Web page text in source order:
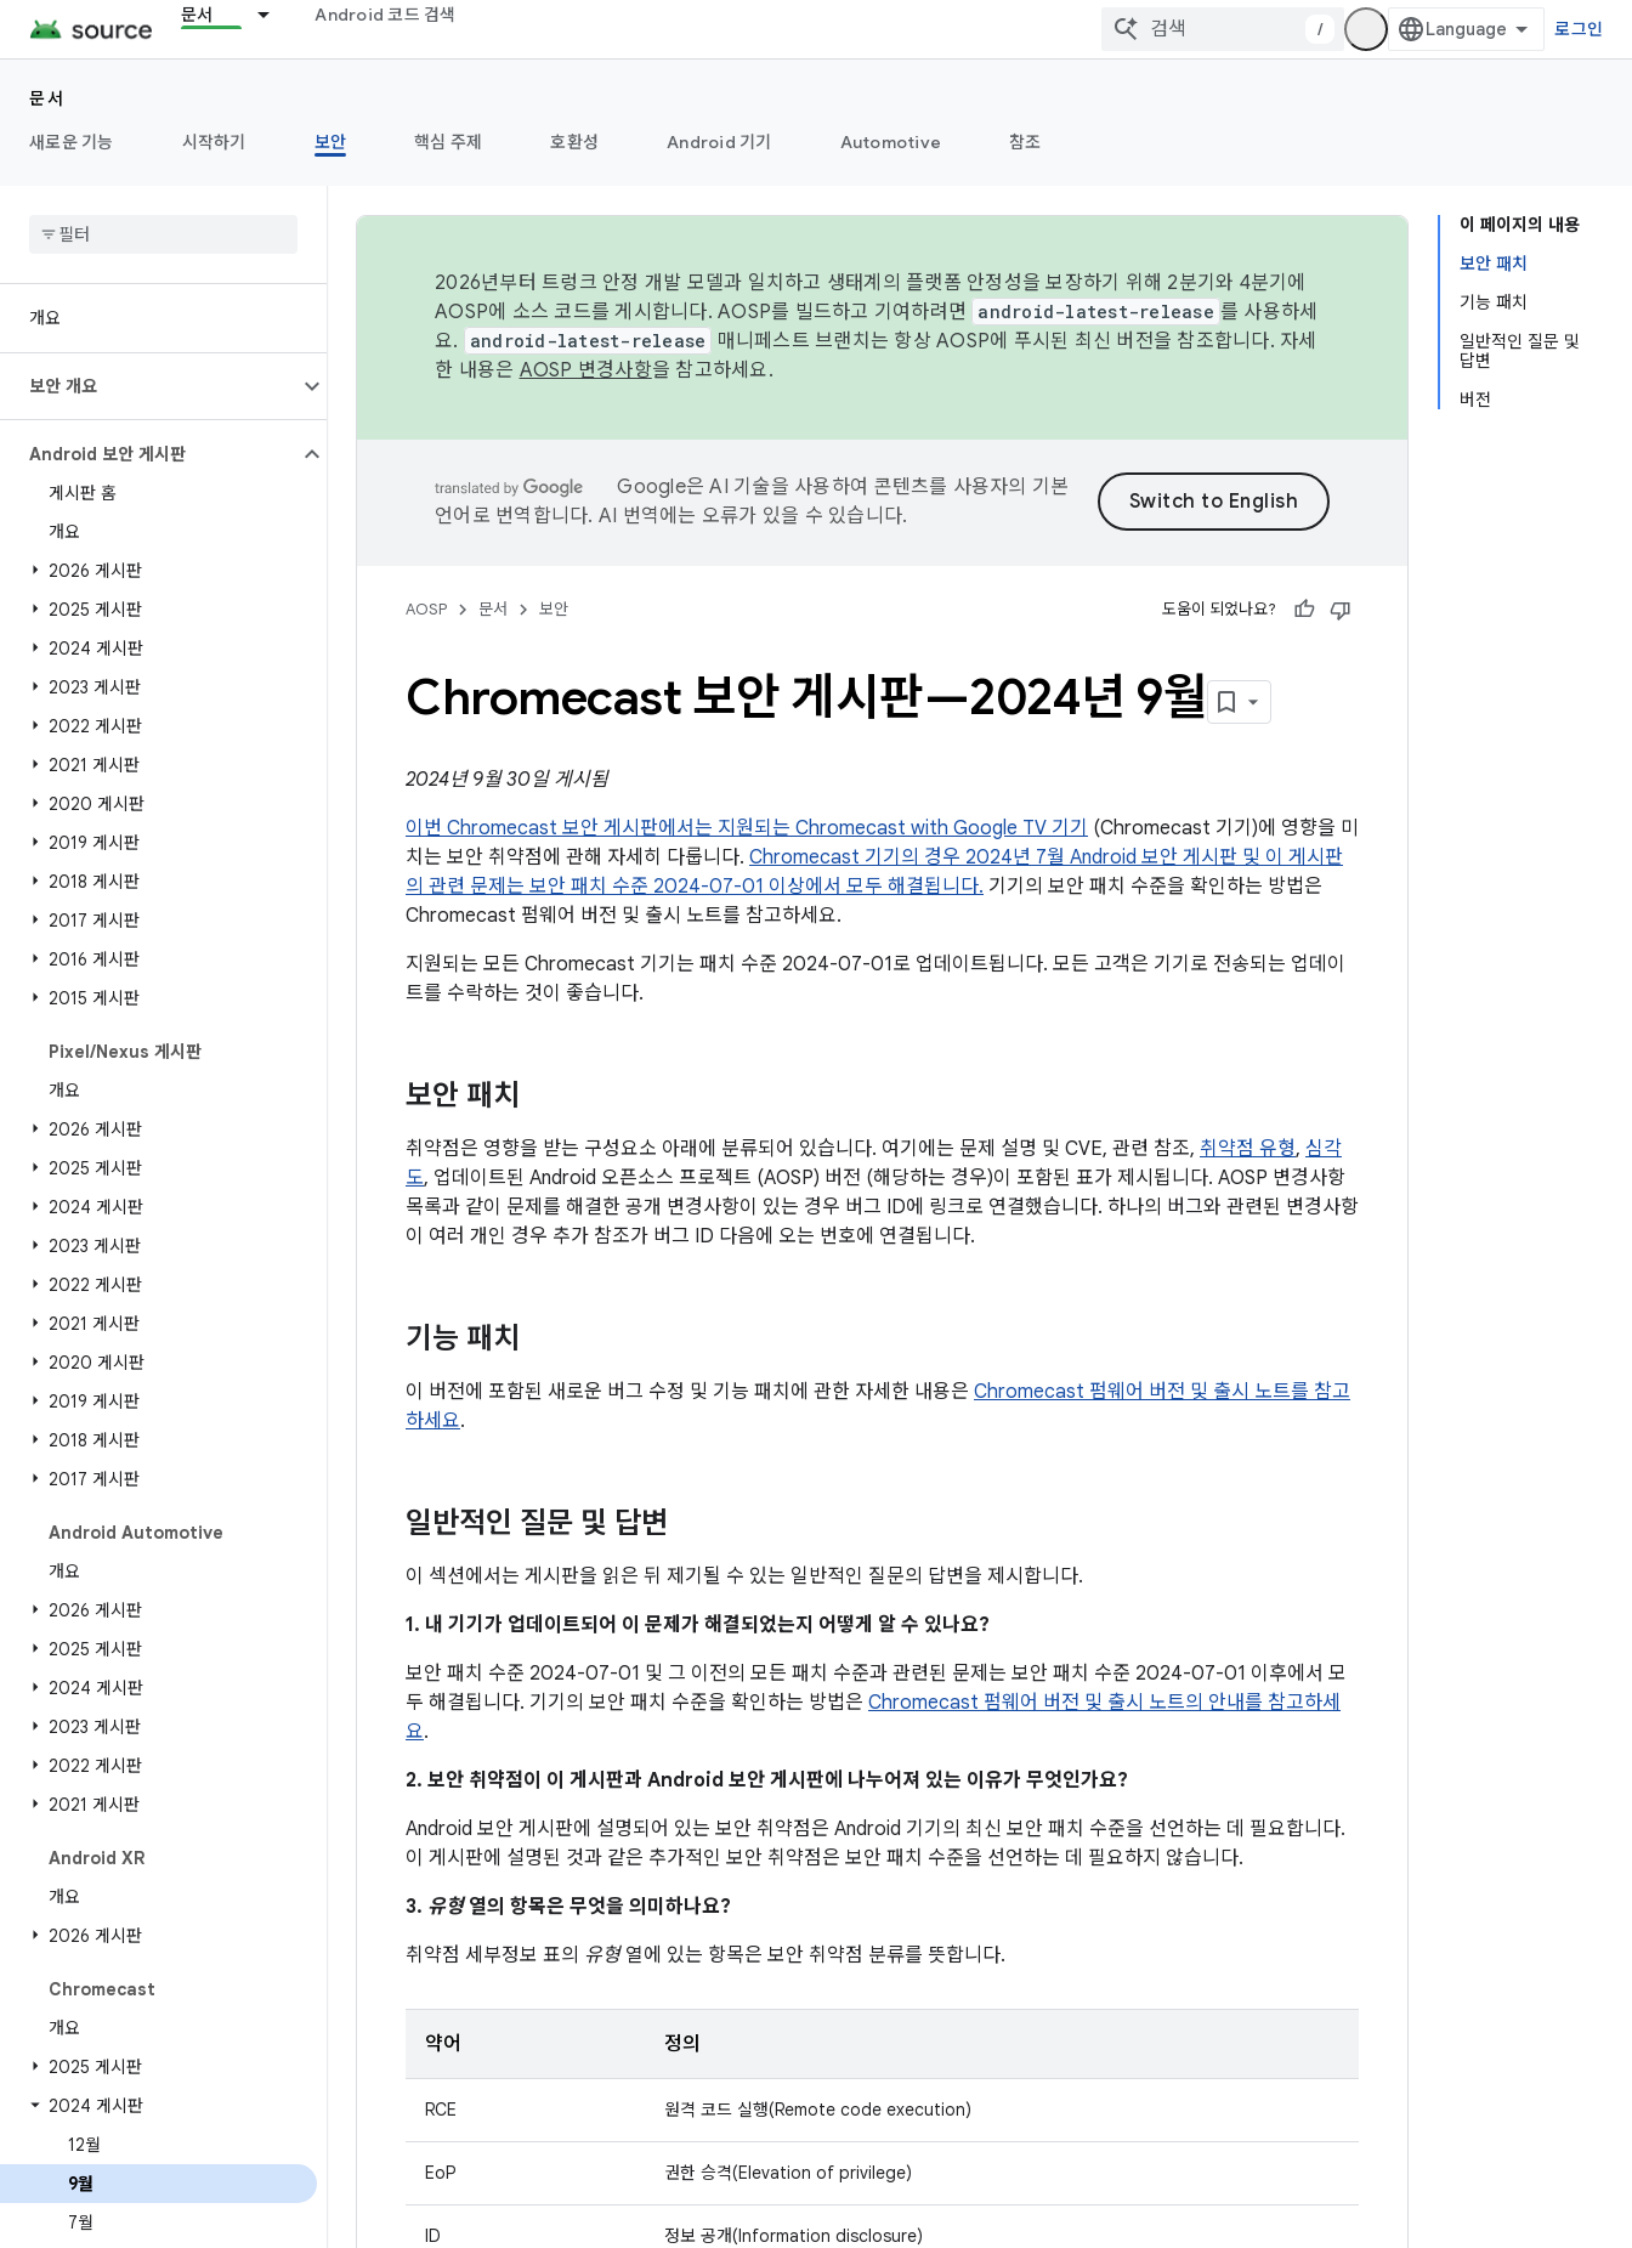
문서 Android 코드 검색
/ 로그인
문서
새로운 기능
시작하기 보안 핵심 주제 호환성 Android 기기 Automotive 참조
개요
보안 개요
Android 보안 게시판
게시판 홈
개요
2026 게시판
2025 게시판
2024 게시판
2023 게시판
2022 게시판
2021 게시판
2020 게시판
2019 게시판
2018 게시판
2017 게시판
2016 게시판
2015 게시판
Pixel/Nexus 게시판
개요
2026 게시판
2025 게시판
2024 게시판
2023 게시판
2022 게시판
2021 게시판
2020 게시판
2019 게시판
2018 게시판
2017 게시판
Android Automotive
개요
2026 게시판
2025 게시판
2024 게시판
2023 게시판
2022 게시판
2021 게시판
Android XR
개요
2026 게시판
Chromecast
개요
2025 게시판
2024 게시판
12월
9월
7월
이 페이지의 내용
보안 패치
기능 패치
일반적인 질문 및
답변
버전
2026년부터 트렁크 안정 개발 모델과 일치하고 생태계의 플랫폼 안정성을 보장하기 위해 2분기와 4분기에
AOSP에 소스 코드를 게시합니다. AOSP를 빌드하고 기여하려면
android-latest-release 를 사용하세
요.
android-latest-release
매니페스트 브랜치는 항상 AOSP에 푸시된 최신 버전을 참조합니다. 자세
한 내용은 AOSP 변경사항을 참고하세요.
Google은 AI 기술을 사용하여 콘텐츠를 사용자의 기본
언어로 번역합니다. AI 번역에는 오류가 있을 수 있습니다.
AOSP 문서 보안 도움이 되었나요?
Chromecast 보안 게시판—2024년 9월
2024년 9월 30일 게시됨
이번 Chromecast 보안 게시판에서는 지원되는 Chromecast with Google TV 기기 (Chromecast 기기)에 영향을 미
치는 보안 취약점에 관해 자세히 다룹니다. Chromecast 기기의 경우 2024년 7월 Android 보안 게시판 및 이 게시판
의 관련 문제는 보안 패치 수준 2024-07-01 이상에서 모두 해결됩니다. 기기의 보안 패치 수준을 확인하는 방법은
Chromecast 펌웨어 버전 및 출시 노트를 참고하세요.
지원되는 모든 Chromecast 기기는 패치 수준 2024-07-01로 업데이트됩니다. 모든 고객은 기기로 전송되는 업데이
트를 수락하는 것이 좋습니다.
보안 패치
취약점은 영향을 받는 구성요소 아래에 분류되어 있습니다. 여기에는 문제 설명 및 CVE, 관련 참조, 취약점 유형, 심각
도, 업데이트된 Android 오픈소스 프로젝트 (AOSP) 버전 (해당하는 경우)이 포함된 표가 제시됩니다. AOSP 변경사항
목록과 같이 문제를 해결한 공개 변경사항이 있는 경우 버그 ID에 링크로 연결했습니다. 하나의 버그와 관련된 변경사항
이 여러 개인 경우 추가 참조가 버그 ID 다음에 오는 번호에 연결됩니다.
기능 패치
이 버전에 포함된 새로운 버그 수정 및 기능 패치에 관한 자세한 내용은 Chromecast 펌웨어 버전 및 출시 노트를 참고
하세요.
일반적인 질문 및 답변
이 섹션에서는 게시판을 읽은 뒤 제기될 수 있는 일반적인 질문의 답변을 제시합니다.
1. 내 기기가 업데이트되어 이 문제가 해결되었는지 어떻게 알 수 있나요?
보안 패치 수준 2024-07-01 및 그 이전의 모든 패치 수준과 관련된 문제는 보안 패치 수준 2024-07-01 이후에서 모
두 해결됩니다. 기기의 보안 패치 수준을 확인하는 방법은 Chromecast 펌웨어 버전 및 출시 노트의 안내를 참고하세
요.
2. 보안 취약점이 이 게시판과 Android 보안 게시판에 나누어져 있는 이유가 무엇인가요?
Android 보안 게시판에 설명되어 있는 보안 취약점은 Android 기기의 최신 보안 패치 수준을 선언하는 데 필요합니다.
이 게시판에 설명된 것과 같은 추가적인 보안 취약점은 보안 패치 수준을 선언하는 데 필요하지 않습니다.
3. 유형열의 항목은 무엇을 의미하나요?
취약점 세부정보 표의 유형열에 있는 항목은 보안 취약점 분류를 뜻합니다.
약어 정의
RCE 원격 코드 실행(Remote code execution)
EoP 권한 승격(Elevation of privilege)
ID 정보 공개(Information disclosure)